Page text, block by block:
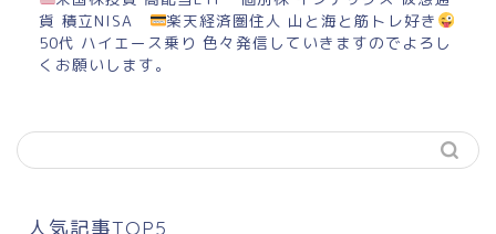
貨 積立NISA
楽天経済圏住人 山と海と筋トレ好き
50代 ハイエース乗り 色々発信していきますのでよろし
くお願いします。
人気記事TOP5